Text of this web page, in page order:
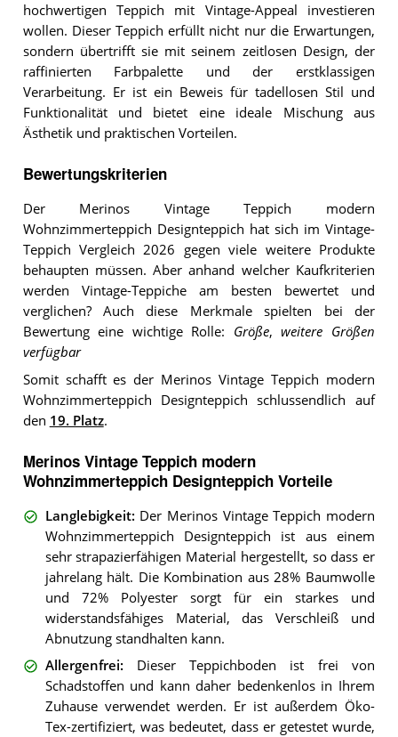
hochwertigen Teppich mit Vintage-Appeal investieren
wollen. Dieser Teppich erfüllt nicht nur die Erwartungen,
sondern übertrifft sie mit seinem zeitlosen Design, der
raffinierten Farbpalette und der erstklassigen
Verarbeitung. Er ist ein Beweis für tadellosen Stil und
Funktionalität und bietet eine ideale Mischung aus
Ästhetik und praktischen Vorteilen.
Bewertungskriterien
Der Merinos Vintage Teppich modern
Wohnzimmerteppich Designteppich hat sich im Vintage-
Teppich Vergleich 2026 gegen viele weitere Produkte
behaupten müssen. Aber anhand welcher Kaufkriterien
werden Vintage-Teppiche am besten bewertet und
verglichen? Auch diese Merkmale spielten bei der
Bewertung eine wichtige Rolle: Größe,weitere Größen
verfügbar
Somit schafft es der Merinos Vintage Teppich modern
Wohnzimmerteppich Designteppich schlussendlich auf
den 19. Platz.
Merinos Vintage Teppich modern
Wohnzimmerteppich Designteppich Vorteile
Langlebigkeit: Der Merinos Vintage Teppich modern
Wohnzimmerteppich Designteppich ist aus einem
sehr strapazierfähigen Material hergestellt, so dass er
jahrelang hält. Die Kombination aus 28% Baumwolle
und 72% Polyester sorgt für ein starkes und
widerstandsfähiges Material, das Verschleiß und
Abnutzung standhalten kann.
Allergenfrei: Dieser Teppichboden ist frei von
Schadstoffen und kann daher bedenkenlos in Ihrem
Zuhause verwendet werden. Er ist außerdem Öko-
Tex-zertifiziert, was bedeutet, dass er getestet wurde,